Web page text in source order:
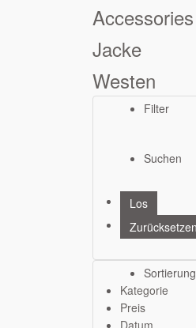
Accessories
Jacke
Westen
Filter
Suchen
Sortierung
Kategorie
Preis
Datum